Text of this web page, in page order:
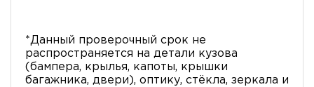
*Данный проверочный срок не
распространяется на детали кузова
(бампера, крылья, капоты, крышки
багажника, двери), оптику, стёкла, зеркала и